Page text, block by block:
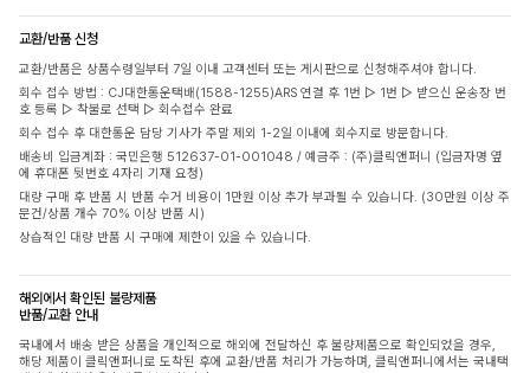
교환/반품 신청
교환/반품은 상품수령일부터 7일 이내 고객센터 또는 게시판으로 신청해주셔야 합니다.
회수 접수 방법 : CJ대한통운택배(1588-1255)ARS 연결 후 1번 ▷ 1번 ▷ 받으신 운송장 번
호 등록 ▷ 착불로 선택 ▷ 회수접수 완료
회수 접수 후 대한통운 담당 기사가 주말 제외 1-2일 이내에 회수지로 방문합니다.
배송비 입금계좌 : 국민은행 512637-01-001048 / 예금주 : (주)클릭앤퍼니 (입금자명 옆
에 휴대폰 뒷번호 4자리 기재 요청)
대량 구매 후 반품 시 반품 수거 비용이 1만원 이상 추가 부과될 수 있습니다. (30만원 이상 주
문건/상품 개수 70% 이상 반품 시)
상습적인 대량 반품 시 구매에 제한이 있을 수 있습니다.
해외에서 확인된 불량제품
반품/교환 안내
국내에서 배송 받은 상품을 개인적으로 해외에 전달하신 후 불량제품으로 확인되었을 경우,
해당 제품이 클릭앤퍼니로 도착된 후에 교환/반품 처리가 가능하며, 클릭앤퍼니에서는 국내택